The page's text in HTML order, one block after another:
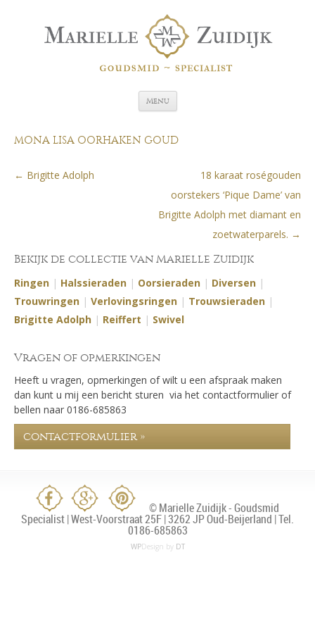
Menu Spring naar de inhoud
MONA LISA OORHAKEN GOUD
Berichtnavigatie
← Brigitte Adolph
18 karaat roségouden
oorstekers ‘Pique Dame’ van
Brigitte Adolph met diamant en
zoetwaterparels. →
Bekijk de collectie van Marielle Zuidijk
Ringen | Halssieraden | Oorsieraden | Diversen |
Trouwringen | Verlovingsringen | Trouwsieraden |
Brigitte Adolph | Reiffert | Swivel
Vragen of opmerkingen
Heeft u vragen, opmerkingen of wilt u een afspraak maken
dan kunt u mij een bericht sturen via het contactformulier of
bellen naar 0186-685863
contactformulier »
© Marielle Zuidijk - Goudsmid
Specialist | West-Voorstraat 25F | 3262 JP Oud-Beijerland | Tel.
0186-685863
WPDesign by DT